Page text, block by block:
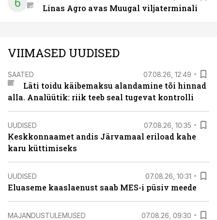
Linas Agro avas Muugal viljaterminali
VIIMASED UUDISED
SAATED 07.08.26, 12:49
Läti toidu käibemaksu alandamine tõi hinnad
alla. Analüütik: riik teeb seal tugevat kontrolli
UUDISED 07.08.26, 10:35
Keskkonnaamet andis Järvamaal eriload kahe
karu küttimiseks
UUDISED 07.08.26, 10:31
Eluaseme kaaslaenust saab MES-i püsiv meede
MAJANDUSTULEMUSED 07.08.26, 09:30